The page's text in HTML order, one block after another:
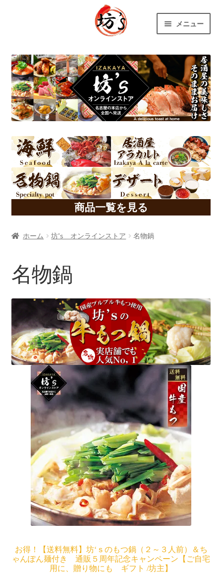
ー
シ
ョ
ン
へ
ス
ッ
プ
ン
ツ
へ
ス
キ
ッ
メニュー
プライバシーポリシー
特定商取引法に基づく表示
商品一覧を見る
ホーム 坊’s オンラインストア 名物鍋
名物鍋
お得！【送料無料】坊‘ｓのもつ鍋（２～３人前）＆ち
ゃんぽん麺付き 通販５周年記念キャンペーン【ご自宅
用に、贈り物にも ギフト /坊主】